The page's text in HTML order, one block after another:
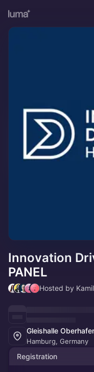
Innovation
PANEL
Hosted by
Gleishalle
Hamburg, Germany
Registration